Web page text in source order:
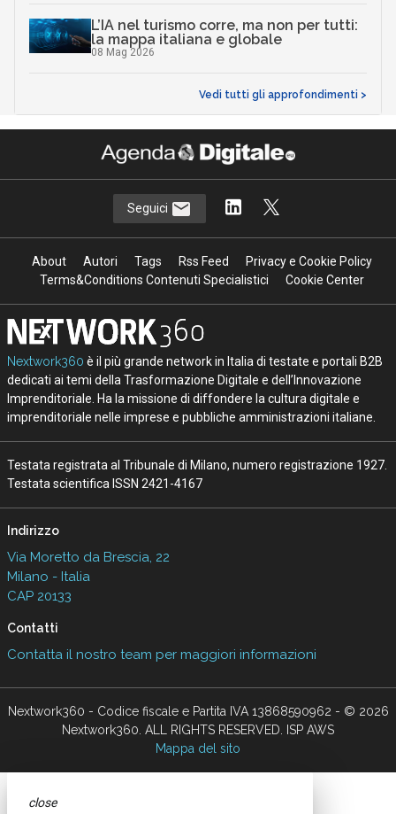
L’IA nel turismo corre, ma non per tutti:
la mappa italiana e globale
08 Mag 2026
Vedi tutti gli approfondimenti >
Seguici
About Autori Tags Rss Feed
Privacy e Cookie Policy
Terms&Conditions Contenuti Specialistici
Cookie Center
Nextwork360 è il più grande network in Italia di testate e portali B2B
dedicati ai temi della Trasformazione Digitale e dell’Innovazione
Imprenditoriale. Ha la missione di diffondere la cultura digitale e
imprenditoriale nelle imprese e pubbliche amministrazioni italiane.
Testata registrata al Tribunale di Milano, numero registrazione 1927.
Testata scientifica ISSN 2421-4167
Indirizzo
Via Moretto da Brescia, 22
Milano - Italia
CAP 20133
Contatti
Contatta il nostro team per maggiori informazioni
Nextwork360 - Codice fiscale e Partita IVA 13868590962 - © 2026
Nextwork360. ALL RIGHTS RESERVED. ISP AWS
Mappa del sito
close